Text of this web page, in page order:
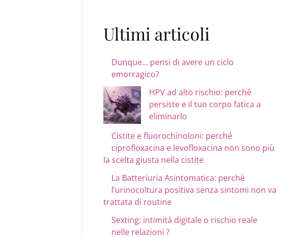
Ultimi articoli
Dunque… pensi di avere un ciclo
emorragico?
HPV ad alto rischio: perché
persiste e il tuo corpo fatica a
eliminarlo
Cistite e fluorochinoloni: perché
ciprofloxacina e levofloxacina non sono più
la scelta giusta nella cistite
La Batteriuria Asintomatica: perchè
l’urinocoltura positiva senza sintomi non va
trattata di routine
Sexting: intimità digitale o rischio reale
nelle relazioni ?